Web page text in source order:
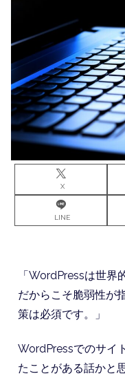
X
LINE
「WordPressは世界
だからこそ脆弱性が
策は必須です。」
WordPressでのサイ
たことがある話かと